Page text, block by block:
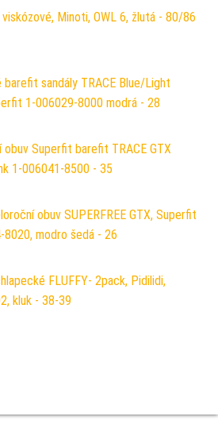
Minoti, OWL 6, žlutá - 80/86
barefit sandály TRACE Blue/Light
1-006029-8000 modrá - 28
obuv Superfit barefit TRACE GTX
1-006041-8500 - 35
obuv SUPERFREE GTX, Superfit
8020, modro šedá - 26
FLUFFY- 2pack, Pidilidi,
kluk - 38-39